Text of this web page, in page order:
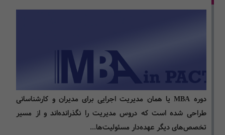
دوره MBA یا همان مدیریت اجرایی برای مدیران و کارشناسانی
طراحی شده است که دروس مدیریت را نگذرانده‌اند و از مسیر
تخصص‌‌های دیگر عهده‌‌دار مسئولیت‌‌ها...